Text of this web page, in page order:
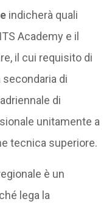
indicherà quali
Academy e il
il cui requisito di
di
di
unitamente a
tecnica superiore.
è un
lega la